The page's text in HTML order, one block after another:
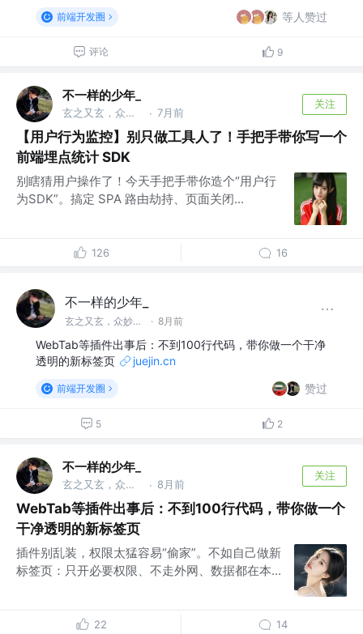
前端开发圈 等人赞过
评论 9
不一样的少年_
玄之又玄，众妙之门 · 7月前
关注
【用户行为监控】别只做工具人了！手把手带你写一个
前端埋点统计 SDK
别瞎猜用户操作了！今天手把手带你造个“用户行
为SDK”。搞定 SPA 路由劫持、页面关闭...
126 16
不一样的少年_
玄之又玄，众妙之门 · 8月前
WebTab等插件出事后：不到100行代码，带你做一个干净
透明的新标签页
juejin.cn
前端开发圈 赞过
5 2
不一样的少年_
玄之又玄，众妙之门 · 8月前
关注
WebTab等插件出事后：不到100行代码，带你做一个
干净透明的新标签页
插件别乱装，权限太猛容易“偷家”。不如自己做新
标签页：只开必要权限、不走外网、数据都在本...
22 14